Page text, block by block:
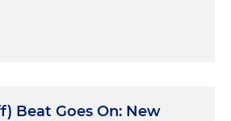
Beat Goes On: New